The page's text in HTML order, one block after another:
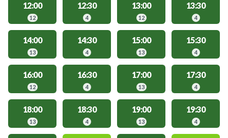
12:00
12
12:30
4
13:00
12
13:30
4
14:00
13
14:30
4
15:00
13
15:30
4
16:00
12
16:30
4
17:00
13
17:30
4
18:00
13
18:30
4
19:00
13
19:30
4